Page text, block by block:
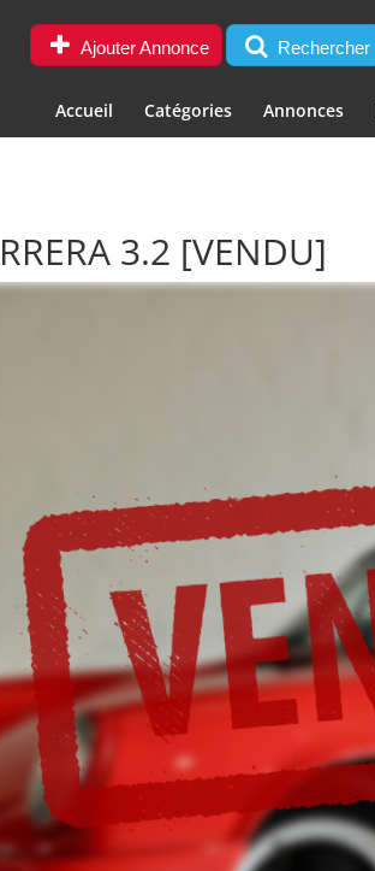
Ajouter Annonce Rechercher
Accueil Catégories Annonces
3.2 [VENDU]